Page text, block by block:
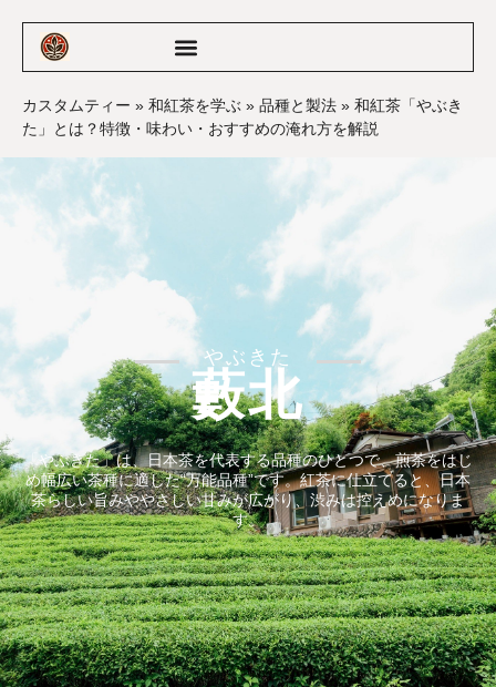
カスタムティー » 和紅茶を学ぶ » 品種と製法 » 和紅茶「やぶき
た」とは？特徴・味わい・おすすめの淹れ方を解説
やぶきた
藪北
「やぶきた」は、日本茶を代表する品種のひとつで、煎茶をはじ
め幅広い茶種に適した“万能品種”です。紅茶に仕立てると、日本
茶らしい旨みややさしい甘みが広がり、渋みは控えめになりま
す。